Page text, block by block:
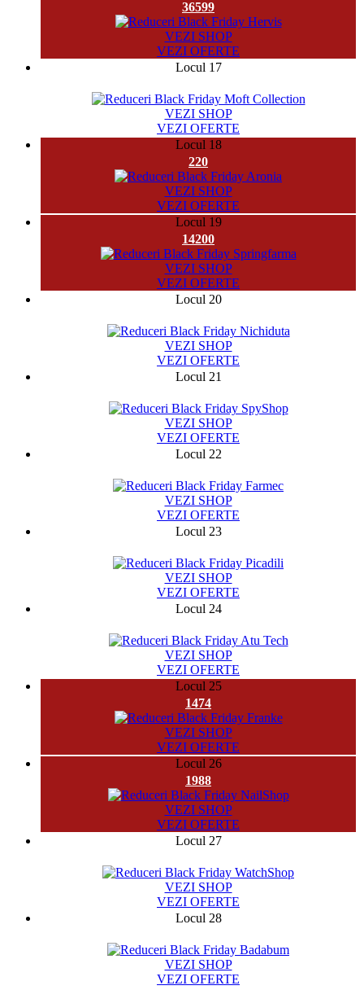
36599
VEZI SHOP
VEZI OFERTE
Locul 17
VEZI SHOP
VEZI OFERTE
Locul 18
220
VEZI SHOP
VEZI OFERTE
Locul 19
14200
VEZI SHOP
VEZI OFERTE
Locul 20
VEZI SHOP
VEZI OFERTE
Locul 21
VEZI SHOP
VEZI OFERTE
Locul 22
VEZI SHOP
VEZI OFERTE
Locul 23
VEZI SHOP
VEZI OFERTE
Locul 24
VEZI SHOP
VEZI OFERTE
Locul 25
1474
VEZI SHOP
VEZI OFERTE
Locul 26
1988
VEZI SHOP
VEZI OFERTE
Locul 27
VEZI SHOP
VEZI OFERTE
Locul 28
VEZI SHOP
VEZI OFERTE